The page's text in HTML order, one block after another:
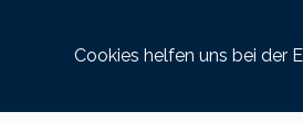
Cookies helfen uns bei der